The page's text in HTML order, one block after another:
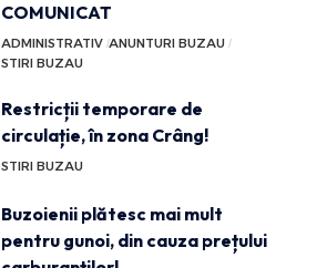
COMUNICAT
ADMINISTRATIV ANUNTURI BUZAU
STIRI BUZAU
Restricții temporare de
circulație, în zona Crâng!
STIRI BUZAU
Buzoienii plătesc mai mult
pentru gunoi, din cauza prețului